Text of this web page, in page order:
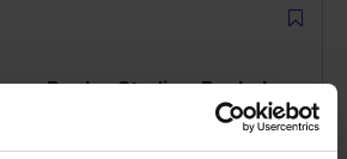
Duales Studium Bachelor
in